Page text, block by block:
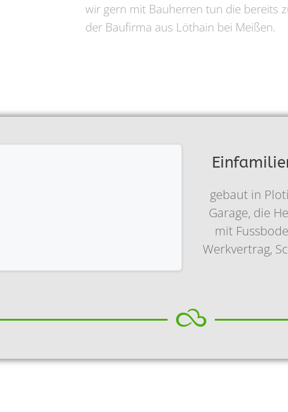
wir gern mit Bauherren tun die bereits
der Baufirma aus Löthain bei Meißen.
gebaut in
Garage, die
mit
Werkvertrag,